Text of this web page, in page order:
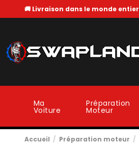
🚚 Livraison dans le monde entier
Ma
Voiture
Préparation
Moteur
Accueil Préparation moteur